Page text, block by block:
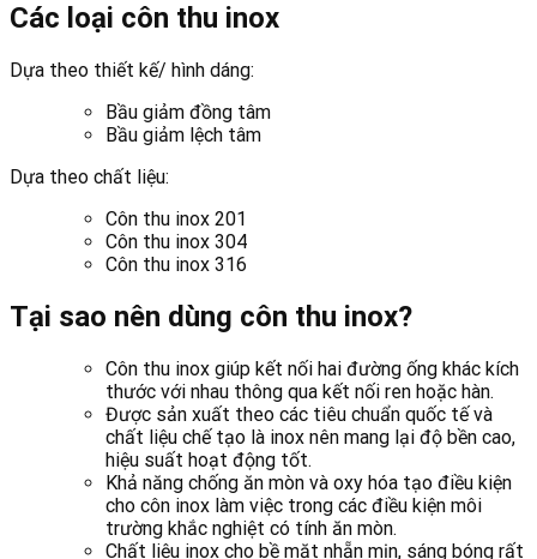
Các loại côn thu inox
Dựa theo thiết kế/ hình dáng:
Bầu giảm đồng tâm
Bầu giảm lệch tâm
Dựa theo chất liệu:
Côn thu inox 201
Côn thu inox 304
Côn thu inox 316
Tại sao nên dùng côn thu inox?
Côn thu inox giúp kết nối hai đường ống khác kích
thước với nhau thông qua kết nối ren hoặc hàn.
Được sản xuất theo các tiêu chuẩn quốc tế và
chất liệu chế tạo là inox nên mang lại độ bền cao,
hiệu suất hoạt động tốt.
Khả năng chống ăn mòn và oxy hóa tạo điều kiện
cho côn inox làm việc trong các điều kiện môi
trường khắc nghiệt có tính ăn mòn.
Chất liệu inox cho bề mặt nhẵn mịn, sáng bóng rất